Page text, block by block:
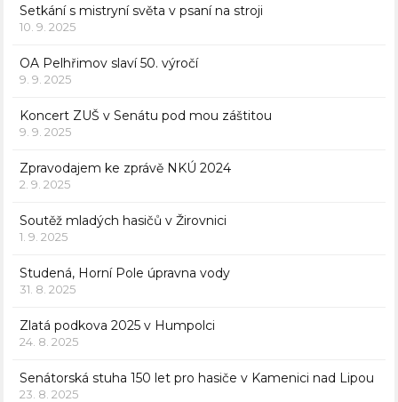
Setkání s mistryní světa v psaní na stroji
10. 9. 2025
OA Pelhřimov slaví 50. výročí
9. 9. 2025
Koncert ZUŠ v Senátu pod mou záštitou
9. 9. 2025
Zpravodajem ke zprávě NKÚ 2024
2. 9. 2025
Soutěž mladých hasičů v Žirovnici
1. 9. 2025
Studená, Horní Pole úpravna vody
31. 8. 2025
Zlatá podkova 2025 v Humpolci
24. 8. 2025
Senátorská stuha 150 let pro hasiče v Kamenici nad Lipou
23. 8. 2025